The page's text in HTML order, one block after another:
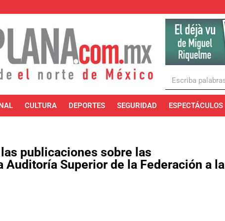
CULTURA DEPORTES SEGURIDAD ESPECTÁCULOS
publicaciones sobre las
Superior de la Federación a la